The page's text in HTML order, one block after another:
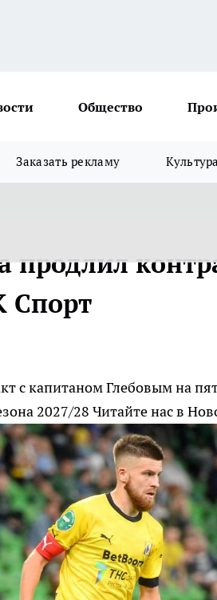
Общество
Заказать рекламу
продлил
Спорт
с капитаном Глебовым на
2027/28 Читайте нас в